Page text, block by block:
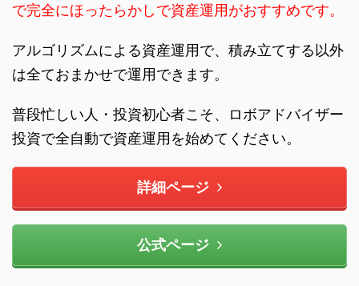
で完全にほったらかしで資産運用がおすすめです。
アルゴリズムによる資産運用で、積み立てする以外
は全ておまかせで運用できます。
普段忙しい人・投資初心者こそ、ロボアドバイザー
投資で全自動で資産運用を始めてください。
詳細ページ
公式ページ